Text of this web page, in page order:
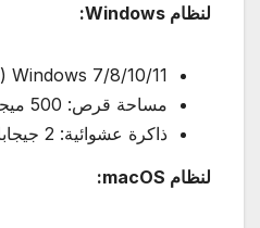
لنظام Windows:
Windows 7/8/10/11 (32 أو 64 بت)
مساحة قرص: 500 ميجابايت
ذاكرة عشوائية: 2 جيجابايت (4 جيجابايت مفضل)
لنظام macOS: